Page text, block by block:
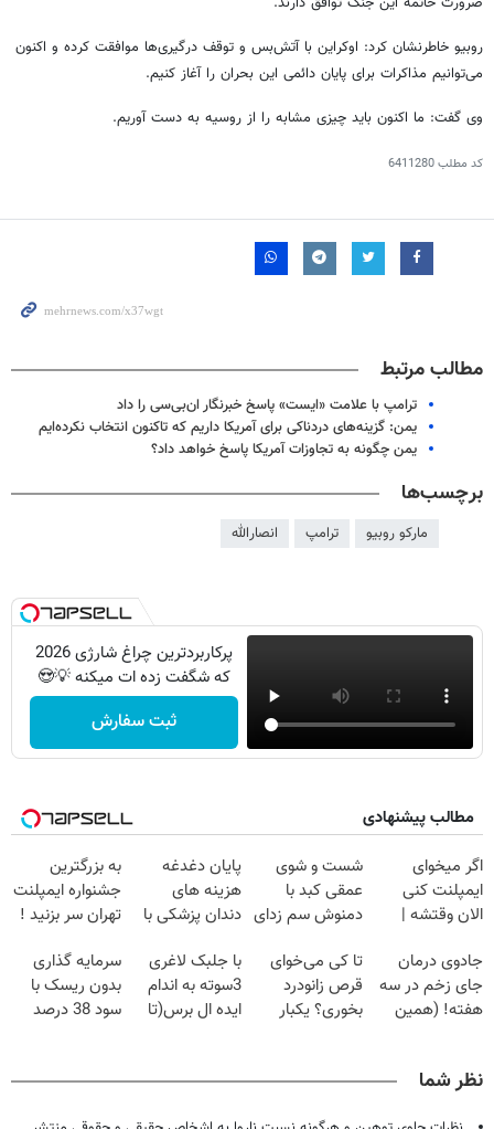
روبیو خاطرنشان کرد: اوکراین با آتش‌بس و توقف درگیری‌ها موافقت کرده و اکنون
می‌توانیم مذاکرات برای پایان دائمی این بحران را آغاز کنیم.
وی گفت: ما اکنون باید چیزی مشابه را از روسیه به دست آوریم.
کد مطلب6411280
مطالب مرتبط
ترامپ با علامت «ایست» پاسخ خبرنگار ان‌بی‌سی را داد
یمن: گزینه‌های دردناکی برای آمریکا داریم که تاکنون انتخاب نکرده‌ایم
یمن چگونه به تجاوزات آمریکا پاسخ خواهد داد؟
برچسب‌ها
مارکو روبیو ترامپ انصارالله
پرکاربردترین چراغ شارژی 2026
که شگفت زده ات میکنه 💡😍
ثبت سفارش
مطالب پیشنهادی
اگر میخوای
ایمپلنت کنی
الان وقتشه |
میلیون تومان!!!
شست و شوی
عمقی کبد با
دمنوش سم زدای
پایان دغدغه
هزینه های
دندان پزشکی با
خانگی
به بزرگترین
جشنواره ایمپلنت
تهران سر بزنید !
میلیون !
جادوی درمان
جای زخم در سه
هفته! (همین
تا کی می‌خوای
قرص زانودرد
بخوری؟ یکبار
با جلبک لاغری
3سوته به اندام
ایده ال برس(تا
سرمایه گذاری
بدون ریسک با
سود 38 درصد
نظر شما